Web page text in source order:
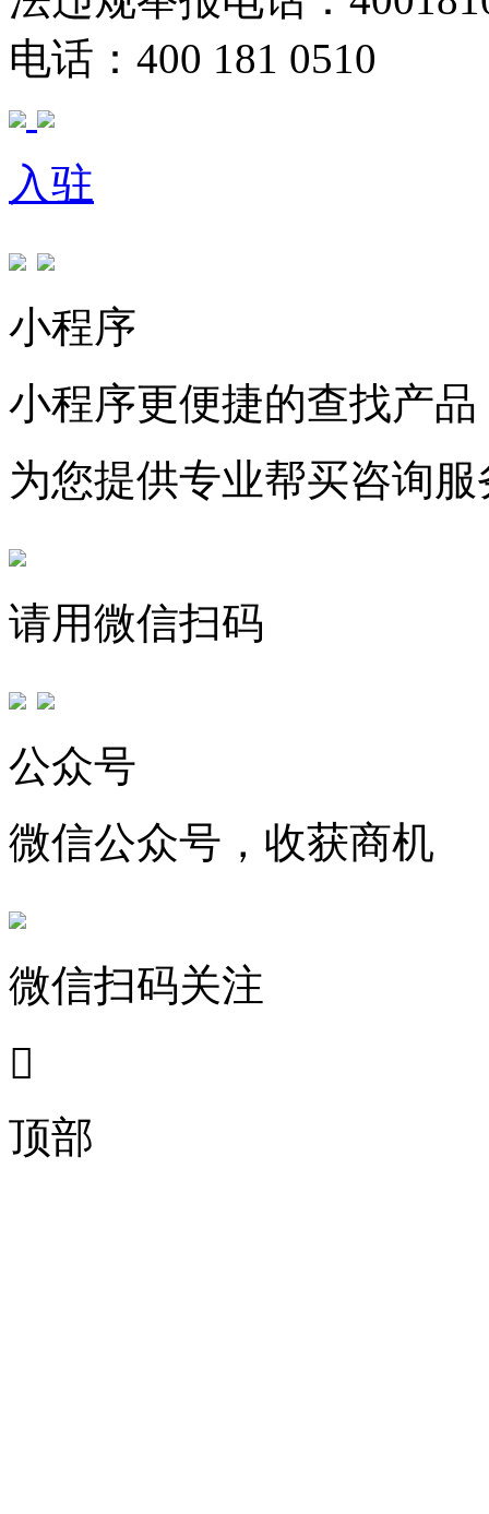
电话：400 181 0510
入驻
小程序
小程序更便捷的查找产品
为您提供专业帮买咨询服
请用微信扫码
公众号
微信公众号，收获商机
微信扫码关注

顶部